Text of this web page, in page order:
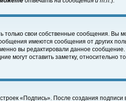
свои собственные сообщения. Вы
имеются сообщения от других
вы редактировали данное
могут оставить заметку,
«Подпись». После создания